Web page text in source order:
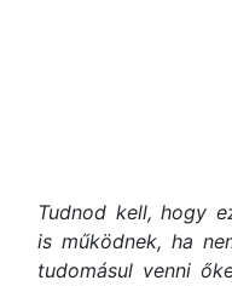
Tudnod kell, hogy
is működnek, ha
tudomásul venni